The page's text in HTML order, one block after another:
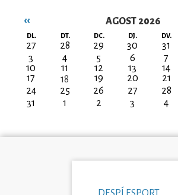
AGOST 2026
Paginació
‹‹
DL. DT. DC. DJ. DV.
27 28 29 30 31
3
4 5 6 7
10
11 12 13 14
17
18 19 20 21
24
25 26 27 28
31
1 2 3 4